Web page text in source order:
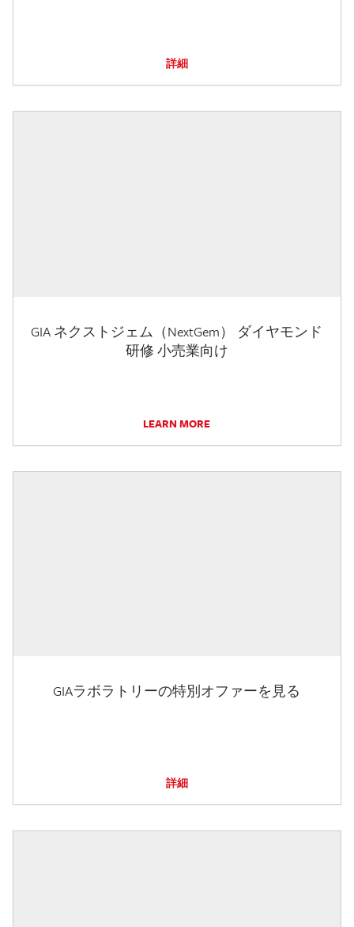
詳細
GIA ネクストジェム（NextGem） ダイヤモンド
研修 小売業向け
LEARN MORE
GIAラボラトリーの特別オファーを見る
詳細